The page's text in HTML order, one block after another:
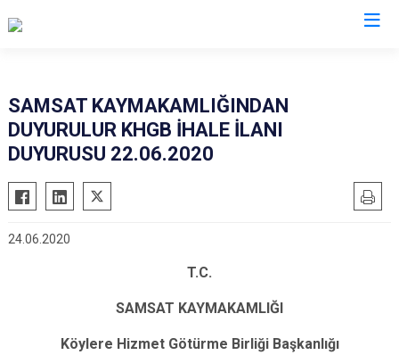
Besni
Gerger
SAMSAT KAYMAKAMLIĞINDAN
DUYURULUR KHGB İHALE İLANI
DUYURUSU 22.06.2020
24.06.2020
T.C.
SAMSAT KAYMAKAMLIĞI
Köylere Hizmet Götürme Birliği Başkanlığı